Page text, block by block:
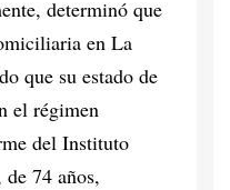
determinó que
en La
que su estado de
el régimen
del Instituto
74 años,